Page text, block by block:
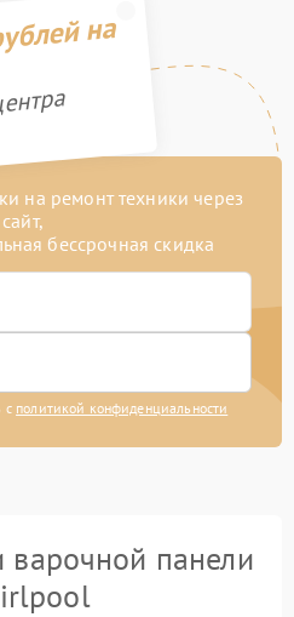
на
на ремонт техники через
сайт,
бессрочная скидка
с политикой конфиденциальности
варочной панели